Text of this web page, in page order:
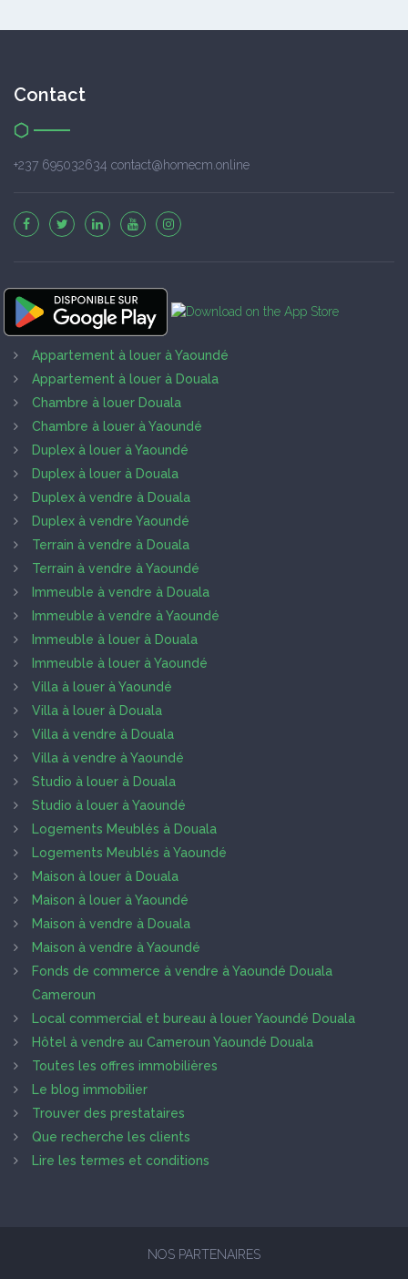
Contact
+237 695032634 contact@homecm.online
Appartement à louer à Yaoundé
Appartement à louer à Douala
Chambre à louer Douala
Chambre à louer à Yaoundé
Duplex à louer à Yaoundé
Duplex à louer à Douala
Duplex à vendre à Douala
Duplex à vendre Yaoundé
Terrain à vendre à Douala
Terrain à vendre à Yaoundé
Immeuble à vendre à Douala
Immeuble à vendre à Yaoundé
Immeuble à louer à Douala
Immeuble à louer à Yaoundé
Villa à louer à Yaoundé
Villa à louer à Douala
Villa à vendre à Douala
Villa à vendre à Yaoundé
Studio à louer à Douala
Studio à louer à Yaoundé
Logements Meublés à Douala
Logements Meublés à Yaoundé
Maison à louer à Douala
Maison à louer à Yaoundé
Maison à vendre à Douala
Maison à vendre à Yaoundé
Fonds de commerce à vendre à Yaoundé Douala
Cameroun
Local commercial et bureau à louer Yaoundé Douala
Hôtel à vendre au Cameroun Yaoundé Douala
Toutes les offres immobilières
Le blog immobilier
Trouver des prestataires
Que recherche les clients
Lire les termes et conditions
NOS PARTENAIRES